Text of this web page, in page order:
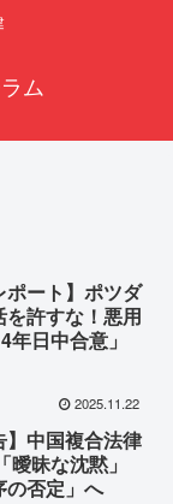
ム
ポート】ポツダ
許すな！悪用
日中合意」
2025.11.22
】中国複合法律
昧な沈黙」
の否定」へ